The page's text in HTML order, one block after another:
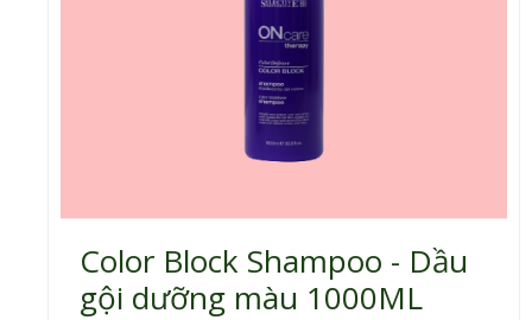
Color Block Shampoo - Dầu
gội dưỡng màu 1000ML